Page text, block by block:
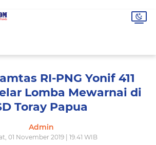
RI-PNG Yonif 411
Lomba Mewarnai di
Toray Papua
Admin
01 November 2019 | 19.41 WIB